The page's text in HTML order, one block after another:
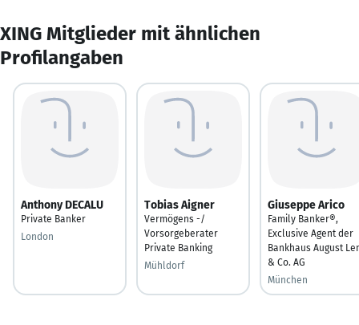
XING Mitglieder mit ähnlichen
Profilangaben
Anthony DECALU
Private Banker
London
Tobias Aigner
Vermögens -/
Vorsorgeberater
Private Banking
Mühldorf
Giuseppe Arico
Family Banker®,
Exclusive Agent der
Bankhaus August
& Co. AG
München